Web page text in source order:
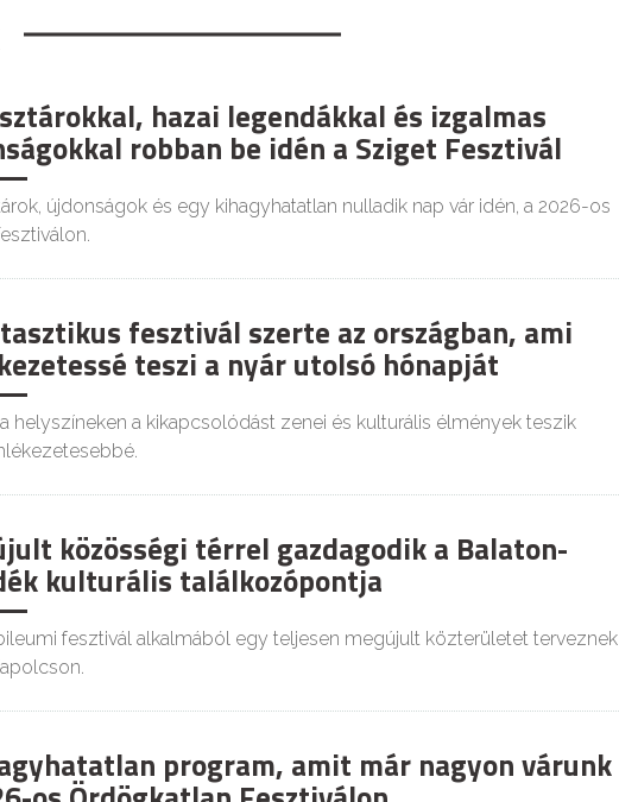
hazai legendákkal és izgalmas
robban be idén a Sziget Fesztivál
újdonságok és egy kihagyhatatlan nulladik nap vár idén, a 2026-os
fesztivál szerte az országban, ami
teszi a nyár utolsó hónapját
helyszíneken a kikapcsolódást zenei és kulturális élmények teszik
közösségi térrel gazdagodik a Balaton-
kulturális találkozópontja
fesztivál alkalmából egy teljesen megújult közterületet terveznek
program, amit már nagyon várunk